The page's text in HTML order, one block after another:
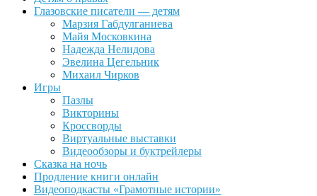
Глазовские писатели — детям
Марзия Габдулганиева
Майя Московкина
Надежда Нелидова
Эвелина Цегельник
Михаил Чирков
Игры
Пазлы
Викторины
Кроссворды
Виртуальные выставки
Видеообзоры и буктрейлеры
Сказка на ночь
Продление книги онлайн
Видеоподкасты «Грамотные истории»